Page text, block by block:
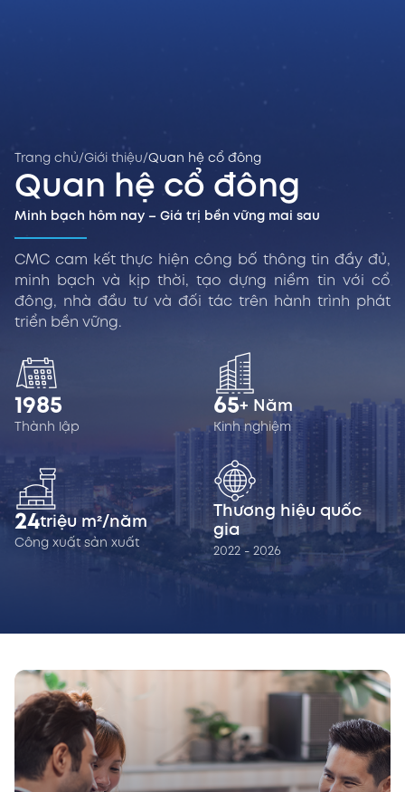
Trang chủ/Giới thiệu/Quan hệ cổ đông
Quan hệ cổ đông
Minh bạch hôm nay – Giá trị bền vững mai sau
CMC cam kết thực hiện công bố thông tin đầy đủ,
minh bạch và kịp thời, tạo dựng niềm tin với cổ
đông, nhà đầu tư và đối tác trên hành trình phát
triển bền vững.
1985
Thành lập
65+ Năm
Kinh nghiệm
24triệu m²/năm
Công xuất sản xuất
Thương hiệu quốc
gia
2022 - 2026